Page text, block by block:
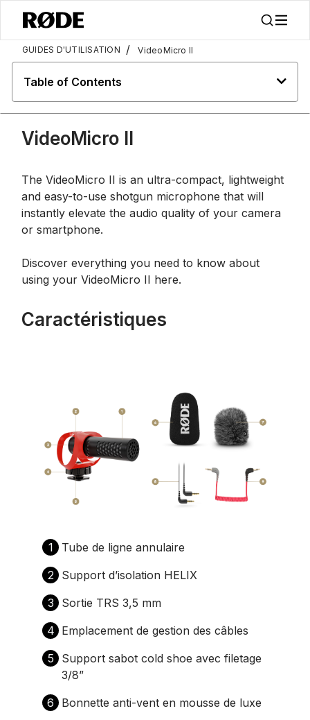
GUIDES D'UTILISATION / VideoMicro II
Table of Contents
VideoMicro II
The VideoMicro II is an ultra-compact, lightweight
and easy-to-use shotgun microphone that will
instantly elevate the audio quality of your camera
or smartphone.
Discover everything you need to know about
using your VideoMicro II here.
Caractéristiques
1
Tube de ligne annulaire
2
Support d’isolation HELIX
3
Sortie TRS 3,5 mm
4 Emplacement de gestion des câbles
5
Support sabot cold shoe avec filetage
3/8”
6
Bonnette anti-vent en mousse de luxe